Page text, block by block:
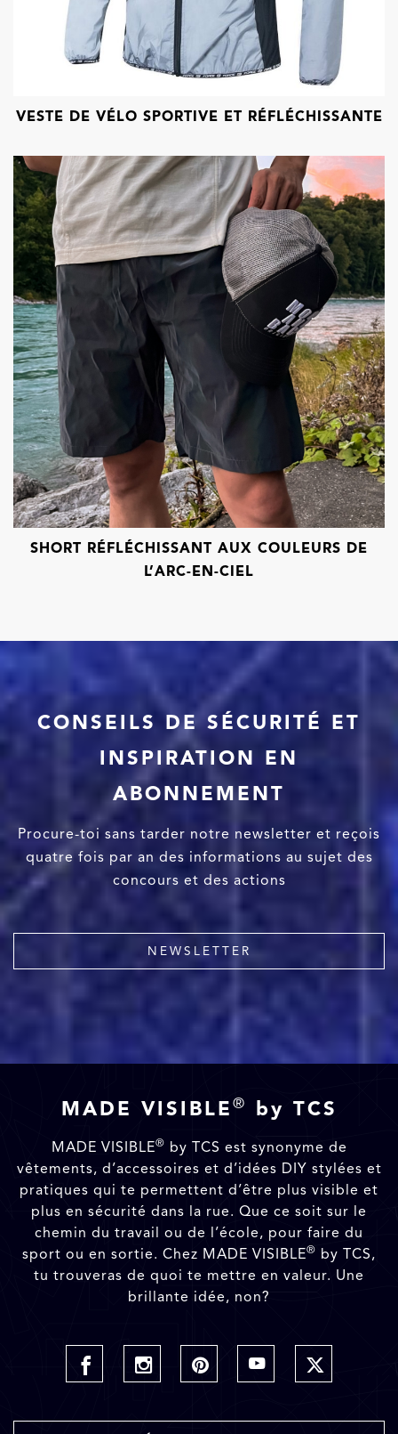
VESTE DE VÉLO SPORTIVE ET RÉFLÉCHISSANTE
SHORT RÉFLÉCHISSANT AUX COULEURS DE
L’ARC-EN-CIEL
CONSEILS DE SÉCURITÉ ET
INSPIRATION EN
ABONNEMENT
Procure-toi sans tarder notre newsletter et reçois
quatre fois par an des informations au sujet des
concours et des actions
NEWSLETTER
MADE VISIBLE ® by TCS
MADE VISIBLE® by TCS est synonyme de
vêtements, d’accessoires et d’idées DIY stylées et
pratiques qui te permettent d’être plus visible et
plus en sécurité dans la rue. Que ce soit sur le
chemin du travail ou de l’école, pour faire du
sport ou en sortie. Chez MADE VISIBLE® by TCS,
tu trouveras de quoi te mettre en valeur. Une
brillante idée, non?